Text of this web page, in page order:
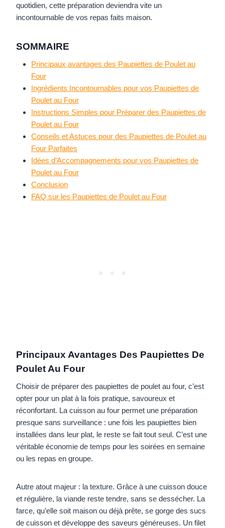
quotidien, cette préparation deviendra vite un
incontournable de vos repas faits maison.
SOMMAIRE
Principaux avantages des Paupiettes de Poulet au
Four
Ingrédients Incontournables pour vos Paupiettes de
Poulet au Four
Instructions Simples pour Préparer des Paupiettes de
Poulet au Four
Conseils et Astuces pour des Paupiettes de Poulet au
Four Parfaites
Idées d’Accompagnements pour vos Paupiettes de
Poulet au Four
Conclusion
FAQ sur les Paupiettes de Poulet au Four
Principaux Avantages Des Paupiettes De
Poulet Au Four
Choisir de préparer des paupiettes de poulet au four, c’est
opter pour un plat à la fois pratique, savoureux et
réconfortant. La cuisson au four permet une préparation
presque sans surveillance : une fois les paupiettes bien
installées dans leur plat, le reste se fait tout seul. C’est une
véritable économie de temps pour les soirées en semaine
ou les repas en groupe.
Autre atout majeur : la texture. Grâce à une cuisson douce
et régulière, la viande reste tendre, sans se dessécher. La
farce, qu’elle soit maison ou déjà prête, se gorge des sucs
de cuisson et développe des saveurs généreuses. Un filet